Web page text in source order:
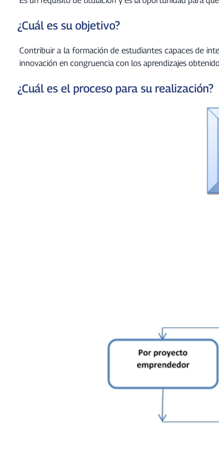
¿Cuál es su objetivo?
Contribuir a la formación de estudiantes capaces de
innovación en congruencia con los aprendizajes
¿Cuál es el proceso para su realización?